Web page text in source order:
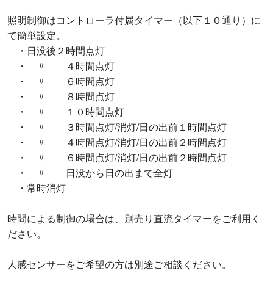
照明制御はコントローラ付属タイマー（以下１０通り）に
て簡単設定。
・日没後２時間点灯
・ 〃 ４時間点灯
・ 〃 ６時間点灯
・ 〃 ８時間点灯
・ 〃 １０時間点灯
・ 〃 ３時間点灯/消灯/日の出前１時間点灯
・ 〃 ４時間点灯/消灯/日の出前２時間点灯
・ 〃 ６時間点灯/消灯/日の出前２時間点灯
・ 〃 日没から日の出まで全灯
・常時消灯
時間による制御の場合は、別売り直流タイマーをご利用く
ださい。
人感センサーをご希望の方は別途ご相談ください。